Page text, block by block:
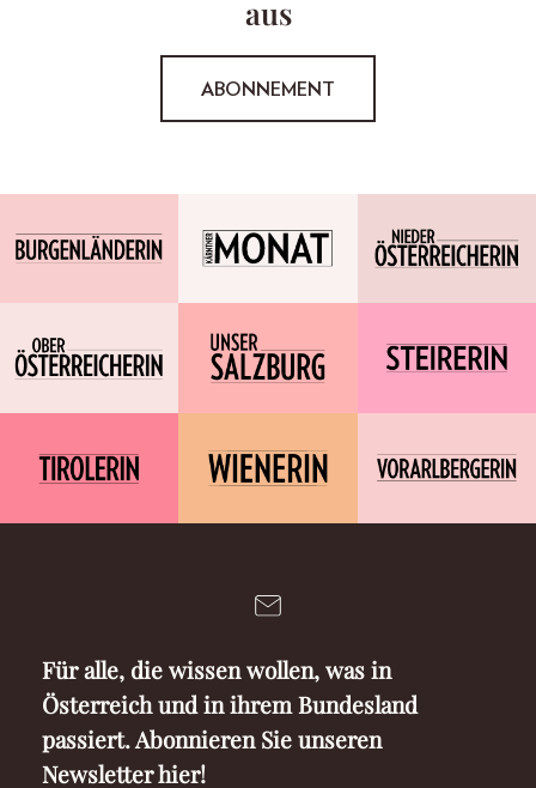
aus
ABONNEMENT
Für alle, die wissen wollen, was in
Österreich und in ihrem Bundesland
passiert. Abonnieren Sie unseren
Newsletter hier!